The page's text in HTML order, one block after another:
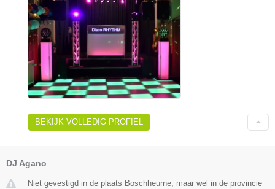
BEKIJK VOLLEDIG PROFIEL
DJ Agano
Niet gevestigd in de plaats Boschheurne, maar wel in de provincie